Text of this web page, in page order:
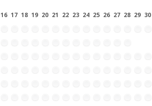
16 17 18 19 20 21 22 23 24 25 26 27 28 29 30